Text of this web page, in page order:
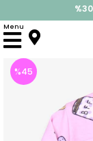
Menu
Anasayfa
%45